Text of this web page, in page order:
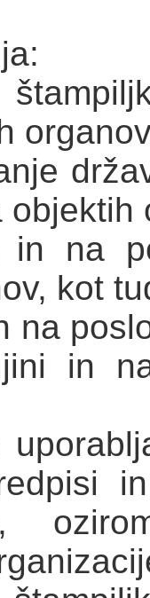
in na
kot
na
in